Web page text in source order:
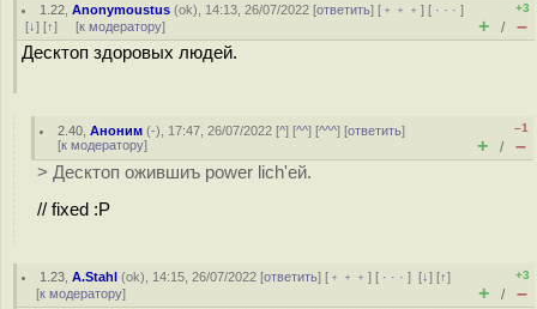
1.22 ,Anonymoustus (ok), 14:13, 26/07/2022 [ответить] [ ﹢﹢﹢] [ · · ·]
[↓] [↑] [к модератору]
+3
+ / –
Десктоп здоровых людей.
2.40 ,Аноним (-), 17:47, 26/07/2022 [^] [^^] [^^^] [ответить]
[к модератору]
–1
+ / –
> Десктоп ожившиъ power lich'ей.
// fixed :P
1.23 ,A.Stahl (ok), 14:15, 26/07/2022 [ответить] [ ﹢﹢﹢] [ · · ·][↓] [↑]
[к модератору]
+3
+ / –